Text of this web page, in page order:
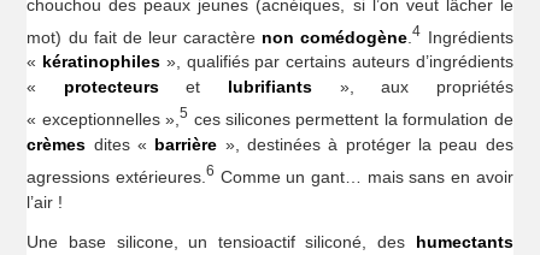
chouchou des peaux jeunes (acnéiques, si l’on veut lâcher le
mot) du fait de leur caractère non comédogène .4 Ingrédients
« kératinophiles », qualifiés par certains auteurs d’ingrédients
« protecteurset lubrifiants », aux propriétés
« exceptionnelles »,5 ces silicones permettent la formulation de
crèmes dites « barrière », destinées à protéger la peau des
agressions extérieures.6 Comme un gant… mais sans en avoir
l’air !
Une base silicone, un tensioactif siliconé, des humectants